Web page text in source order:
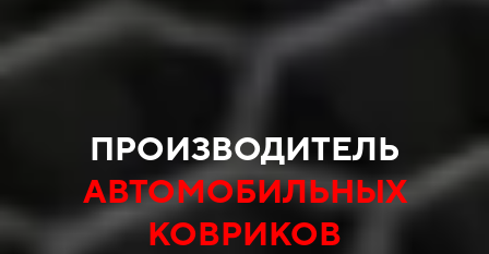
ПРОИЗВОДИТЕЛЬ
АВТОМОБИЛЬНЫХ
КОВРИКОВ